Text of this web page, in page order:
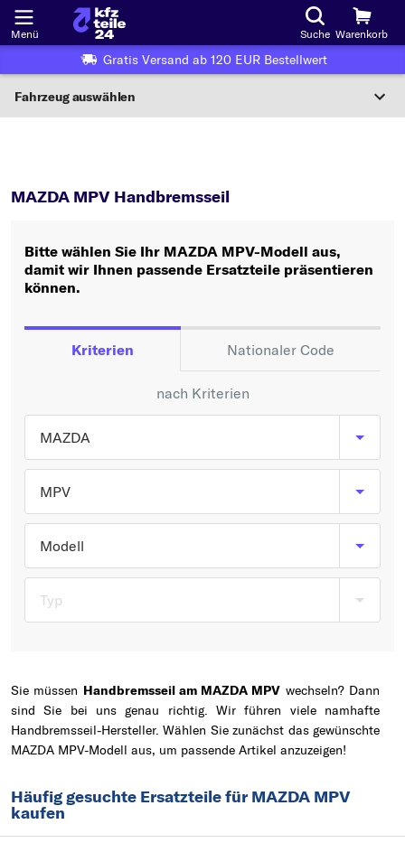
Menü Suche Warenkorb
Gratis Versand ab 120 EUR Bestellwert
Fahrzeug auswählen
Wo finde ich die?
Oder
Oder Fahrzeugauswahl nach Kriterien:
Hersteller wählen
Typ wählen
MAZDA MPV Handbremsseil
Bitte wählen Sie Ihr MAZDA MPV-Modell aus,
damit wir Ihnen passende Ersatzteile präsentieren
können.
Kriterien Nationaler Code
nach Kriterien
MAZDA
MPV
Modell
Typ
Sie müssen Handbremsseil am MAZDA MPV wechseln? Dann
sind Sie bei uns genau richtig. Wir führen viele namhafte
Handbremsseil-Hersteller. Wählen Sie zunächst das gewünschte
MAZDA MPV-Modell aus, um passende Artikel anzuzeigen!
Häufig gesuchte Ersatzteile für MAZDA MPV
kaufen